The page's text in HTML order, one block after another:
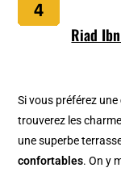
Riad
Si vous préférez une
trouverez les
une superbe
confortables. On y